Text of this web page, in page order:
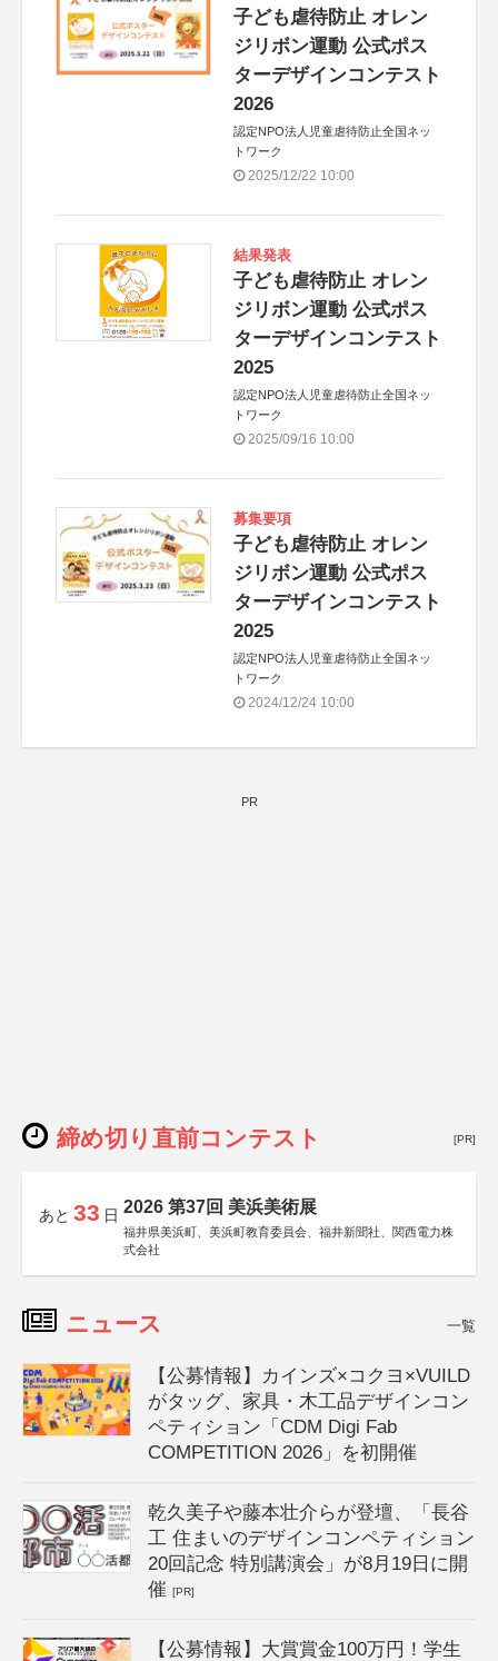
子ども虐待防止 オレン
ジリボン運動 公式ポス
ターデザインコンテスト
2026
認定NPO法人児童虐待防止全国ネッ
トワーク
2025/12/22 10:00
結果発表
子ども虐待防止 オレン
ジリボン運動 公式ポス
ターデザインコンテスト
2025
認定NPO法人児童虐待防止全国ネッ
トワーク
2025/09/16 10:00
募集要項
子ども虐待防止 オレン
ジリボン運動 公式ポス
ターデザインコンテスト
2025
認定NPO法人児童虐待防止全国ネッ
トワーク
2024/12/24 10:00
PR
締め切り直前コンテスト [PR]
あと 33 日 2026 第37回 美浜美術展
福井県美浜町、美浜町教育委員会、福井新聞社、関西電力株
式会社
ニュース 一覧
【公募情報】カインズ×コクヨ×VUILD
がタッグ、家具・木工品デザインコン
ペティション「CDM Digi Fab
COMPETITION 2026」を初開催
乾久美子や藤本壮介らが登壇、「長谷
工 住まいのデザインコンペティション
20回記念 特別講演会」が8月19日に開
催[PR]
【公募情報】大賞賞金100万円！学生